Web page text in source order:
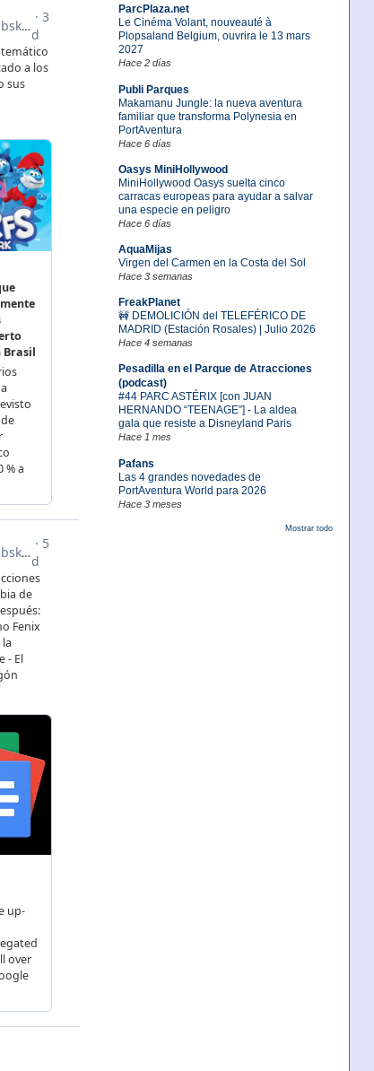
ParcPlaza.net
Le Cinéma Volant, nouveauté à
Plopsaland Belgium, ouvrira le 13 mars
2027
Hace 2 días
Publi Parques
Makamanu Jungle: la nueva aventura
familiar que transforma Polynesia en
PortAventura
Hace 6 días
Oasys MiniHollywood
MiniHollywood Oasys suelta cinco
carracas europeas para ayudar a salvar
una especie en peligro
Hace 6 días
AquaMijas
Virgen del Carmen en la Costa del Sol
Hace 3 semanas
FreakPlanet
🚧 DEMOLICIÓN del TELEFÉRICO DE
MADRID (Estación Rosales) | Julio 2026
Hace 4 semanas
Pesadilla en el Parque de Atracciones
(podcast)
#44 PARC ASTÉRIX [con JUAN
HERNANDO “TEENAGE”] - La aldea
gala que resiste a Disneyland Paris
Hace 1 mes
Pafans
Las 4 grandes novedades de
PortAventura World para 2026
Hace 3 meses
Mostrar todo